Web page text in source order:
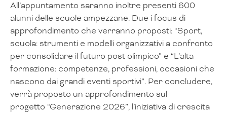
All’appuntamento saranno inoltre presenti 600
alunni delle scuole ampezzane. Due i focus di
approfondimento che verranno proposti: “Sport,
scuola: strumenti e modelli organizzativi a confronto
per consolidare il futuro post olimpico” e “L’alta
formazione: competenze, professioni, occasioni che
nascono dai grandi eventi sportivi”. Per concludere,
verrà proposto un approfondimento sul
progetto “Generazione 2026”, l’iniziativa di crescita